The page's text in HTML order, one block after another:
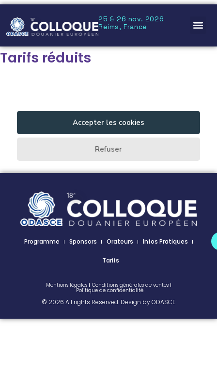
25 & 26 nov. 2026
Reims, France
Tarifs réduits
Programme Sponsors Orateurs Infos Pratiques
Tarifs
© 2026 All rights Reserved. Design by ODASCE
Mentions légales Conditions générales de ventes
Politique de confidentialité